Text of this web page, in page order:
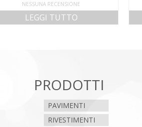
NESSUNA RECENSIONE
LEGGI TUTTO
PRODOTTI
PAVIMENTI
RIVESTIMENTI